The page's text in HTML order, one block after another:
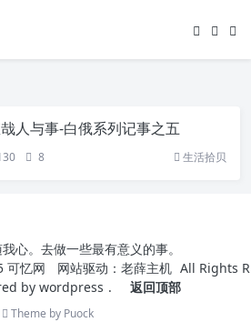
人与事-白俄系列记事之五
8 生活拾贝
心。去做一些最有意义的事。
可忆网 网站驱动： 老薛主机 All Rights R
by wordpress . 返回顶部
Theme by Puock